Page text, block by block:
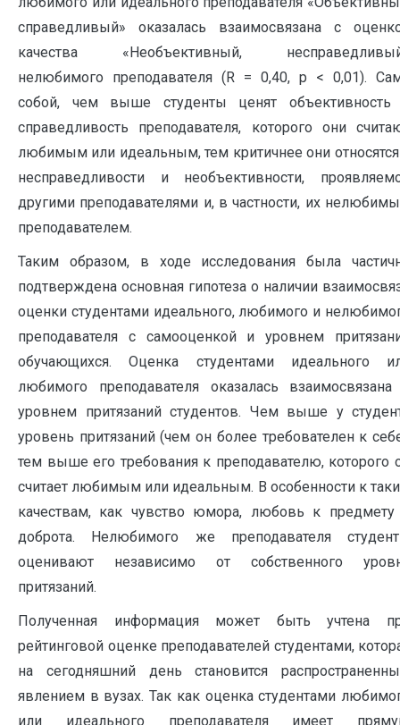
справедливый» оказалась взаимосвязана с
качества «Необъективный,
нелюбимого преподавателя (R = 0,40, p < 0,01).
собой, чем выше студенты ценят объективность
справедливость преподавателя, которого они
любимым или идеальным, тем критичнее они
несправедливости и необъективности,
другими преподавателями и, в частности, их
преподавателем.
Таким образом, в ходе исследования была
подтверждена основная гипотеза о наличии
оценки студентами идеального, любимого и
преподавателя с самооценкой и уровнем
обучающихся. Оценка студентами идеального
любимого преподавателя оказалась
уровнем притязаний студентов. Чем выше у
уровень притязаний (чем он более требователен к
тем выше его требования к преподавателю, которого
считает любимым или идеальным. В особенности к
качествам, как чувство юмора, любовь к
доброта. Нелюбимого же преподавателя
оценивают независимо от собственного
притязаний.
Полученная информация может быть учтена
рейтинговой оценке преподавателей студентами,
на сегодняшний день становится
явлением в вузах. Так как оценка студентами
или идеального преподавателя имеет